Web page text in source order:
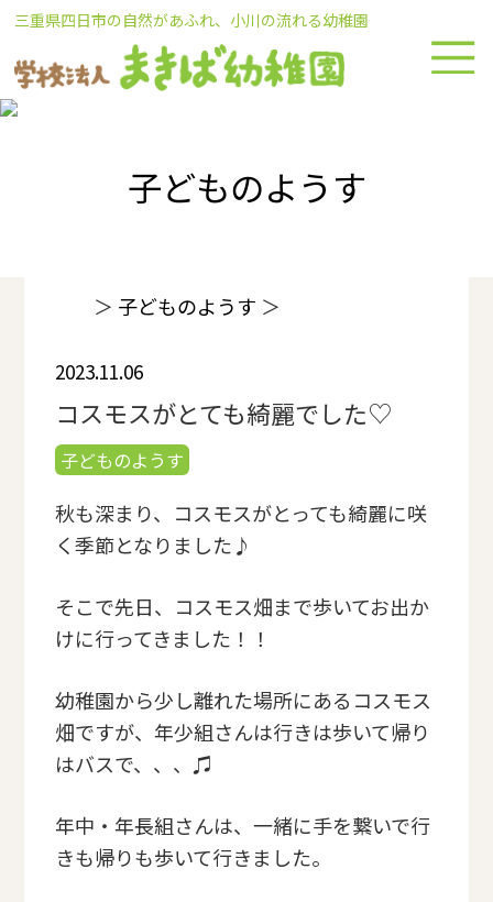
Skip
content
三重県四日市の自然があふれ、小川の流れる幼稚園
子どものようす
＞ 子どものようす ＞
2023.11.06
コスモスがとても綺麗でした♡
子どものようす
秋も深まり、コスモスがとっても綺麗に咲
く季節となりました♪
そこで先日、コスモス畑まで歩いてお出か
けに行ってきました！！
幼稚園から少し離れた場所にあるコスモス
畑ですが、年少組さんは行きは歩いて帰り
はバスで、、、♫
年中・年長組さんは、一緒に手を繋いで行
きも帰りも歩いて行きました。